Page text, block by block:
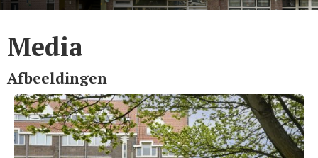
Media
Afbeeldingen